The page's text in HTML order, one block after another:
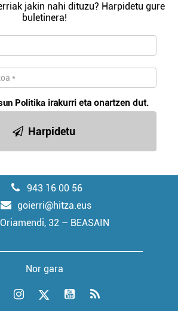
jakin nahi dituzu? Harpidetu gure
buletinera!
Politika irakurri eta onartzen dut.
Harpidetu
943 16 00 56
goierri@hitza.eus
Oriamendi, 32 – BEASAIN
Nor gara